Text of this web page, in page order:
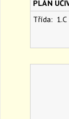
PLÁN
Třída: 1.C